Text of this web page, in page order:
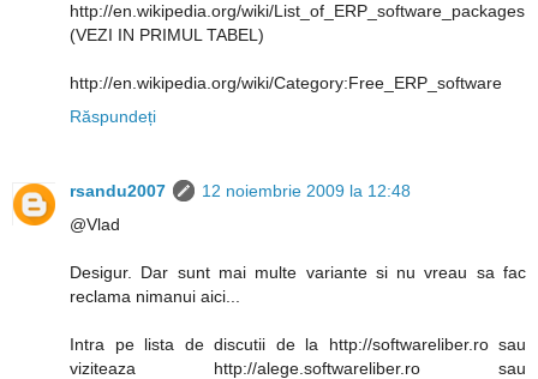
http://en.wikipedia.org/wiki/List_of_ERP_software_packages
(VEZI IN PRIMUL TABEL)
http://en.wikipedia.org/wiki/Category:Free_ERP_software
Răspundeți
rsandu2007
12 noiembrie 2009 la 12:48
@Vlad
Desigur. Dar sunt mai multe variante si nu vreau sa fac
reclama nimanui aici...
Intra pe lista de discutii de la http://softwareliber.ro sau
viziteaza http://alege.softwareliber.ro sau